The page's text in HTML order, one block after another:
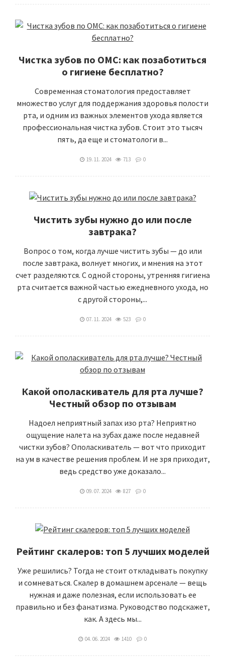
Чистка зубов по ОМС: как позаботиться
о гигиене бесплатно?
Современная стоматология предоставляет
множество услуг для поддержания здоровья полости
рта, и одним из важных элементов ухода является
профессиональная чистка зубов. Стоит это тысяч
пять, да еще и стоматологи в...
19. 11. 2024 713 0
Чистить зубы нужно до или после
завтрака?
Вопрос о том, когда лучше чистить зубы — до или
после завтрака, волнует многих, и мнения на этот
счет разделяются. С одной стороны, утренняя гигиена
рта считается важной частью ежедневного ухода, но
с другой стороны,...
07. 11. 2024 523 0
Какой ополаскиватель для рта лучше?
Честный обзор по отзывам
Надоел неприятный запах изо рта? Неприятно
ощущение налета на зубах даже после недавней
чистки зубов? Ополаскиватель — вот что приходит
на ум в качестве решения проблем. И не зря приходит,
ведь средство уже доказало...
09. 07. 2024 827 0
Рейтинг скалеров: топ 5 лучших моделей
Уже решились? Тогда не стоит откладывать покупку
и сомневаться. Скалер в домашнем арсенале — вещь
нужная и даже полезная, если использовать ее
правильно и без фанатизма. Руководство подскажет,
как. А здесь мы...
04. 06. 2024 1410 0